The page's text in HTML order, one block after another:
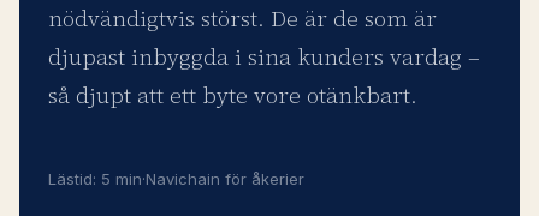
nödvändigtvis störst. De är de som är
djupast inbyggda i sina kunders vardag –
så djupt att ett byte vore otänkbart.
Lästid: 5 min·Navichain för åkerier